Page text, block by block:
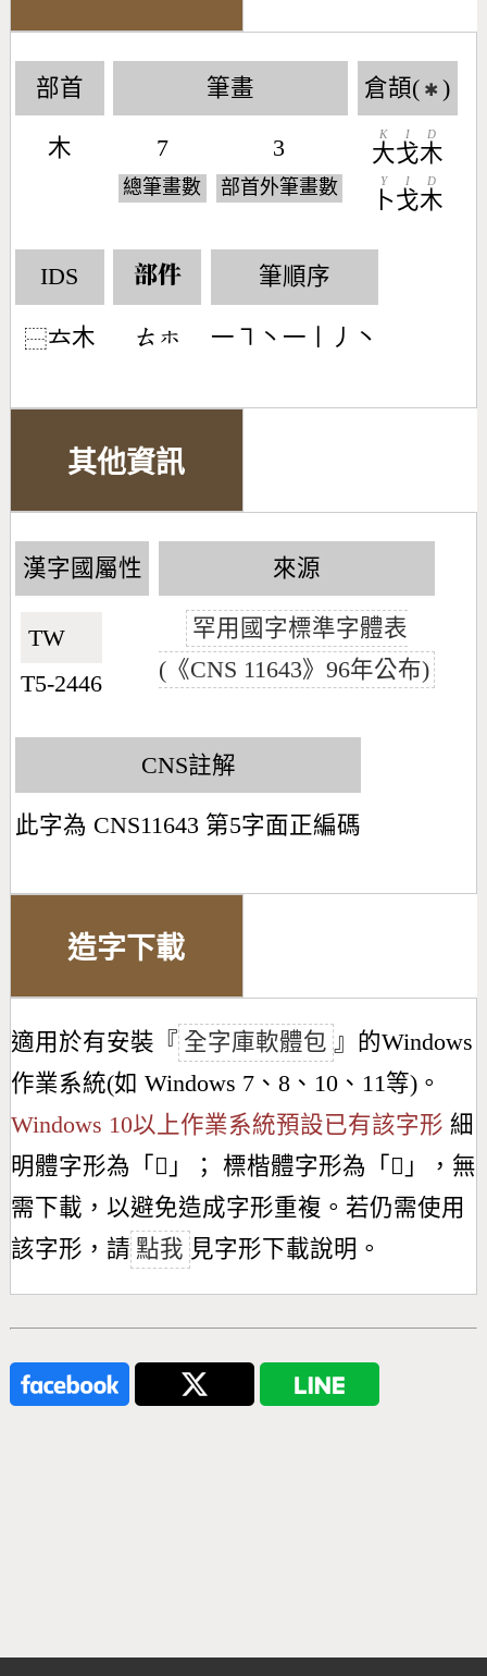
部首
木
筆畫
7
總筆畫數
3
部首外筆畫數
倉頡( ✱ )
大
K
戈
I
木
D
卜
Y
戈
I
木
D
IDS
⿱𠫓木
部件
󶁲󶂹
筆順序
一㇕丶一丨丿丶
其他資訊
漢字國屬性
TW🇹🇼
T5-2446
來源
罕用國字標準字體表
(《CNS 11643》96年公布)
CNS註解
此字為 CNS11643 第5字面正編碼
造字下載
適用於有安裝『 全字庫軟體包 』的Windows
作業系統(如 Windows 7、8、10、11等)。
Windows 10以上作業系統預設已有該字形 細
明體字形為「 𣏋 」； 標楷體字形為「 𣏋 」，無
需下載，以避免造成字形重複。若仍需使用
該字形，請 點我 見字形下載說明。